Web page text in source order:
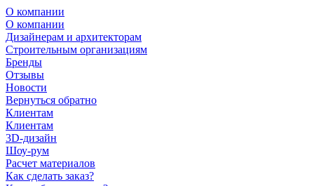
О компании
О компании
Дизайнерам и архитекторам
Строительным организациям
Бренды
Отзывы
Новости
Вернуться обратно
Клиентам
Клиентам
3D-дизайн
Шоу-рум
Расчет материалов
Как сделать заказ?